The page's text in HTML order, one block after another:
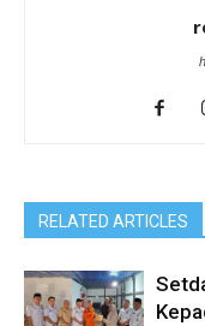
RELATED ARTICLES